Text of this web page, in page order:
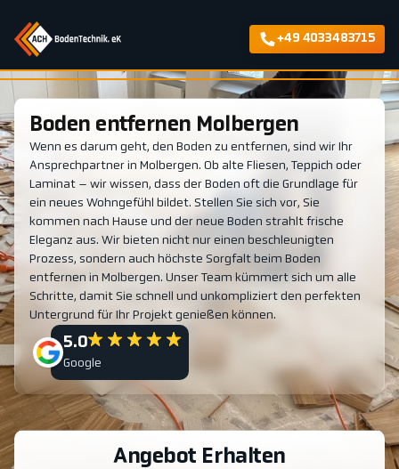
+49 4033483715
Boden entfernen Molbergen
Wenn es darum geht, den Boden zu entfernen, sind wir Ihr
Ansprechpartner in Molbergen. Ob alte Fliesen, Teppich oder
Laminat – wir wissen, dass der Boden oft die Grundlage für
ein neues Wohngefühl bildet. Stellen Sie sich vor, Sie
kommen nach Hause und der neue Boden strahlt frische
Eleganz aus. Wir bieten nicht nur einen beschleunigten
Prozess, sondern auch höchste Sorgfalt beim Boden
entfernen in Molbergen. Unser Team kümmert sich um alle
Schritte, damit Sie schnell und unkompliziert den perfekten
Untergrund für Ihr Projekt genießen können.
5.0
Google
Angebot Erhalten